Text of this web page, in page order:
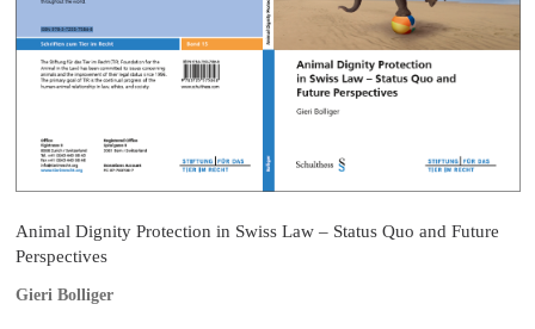
Animal Dignity Protection in Swiss Law – Status Quo and Future
Perspectives
Gieri Bolliger